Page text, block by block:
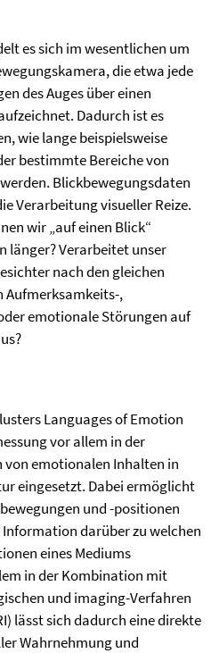
es sich im wesentlichen um
die etwa jede
des Auges über einen
Dadurch ist es
wie lange beispielsweise
bestimmte Bereiche von
Blickbewegungsdaten
Verarbeitung visueller Reize.
wir „auf einen Blick“
länger? Verarbeitet unser
nach den gleichen
Aufmerksamkeits-,
emotionale Störungen auf
Languages of Emotion
vor allem in der
von emotionalen Inhalten in
eingesetzt. Dabei ermöglicht
und -positionen
darüber zu welchen
eines Mediums
in der Kombination mit
und imaging-Verfahren
lässt sich dadurch eine direkte
Wahrnehmung und